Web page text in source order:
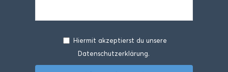
Hiermit akzeptierst du unsere
Datenschutzerklärung.